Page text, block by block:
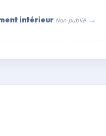
intérieur Non publié →
🇫🇷